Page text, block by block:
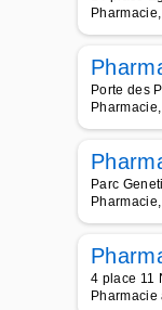
Porte des
Parc
4 place 11
Pharmacie